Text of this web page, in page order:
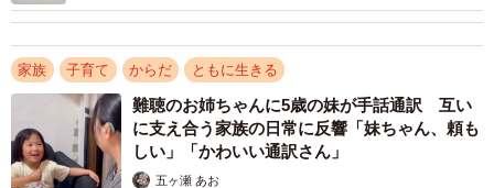
家族 子育て からだ ともに生きる
難聴のお姉ちゃんに5歳の妹が手話通訳 互い
に支え合う家族の日常に反響「妹ちゃん、頼も
しい」「かわいい通訳さん」
五ヶ瀬 あお